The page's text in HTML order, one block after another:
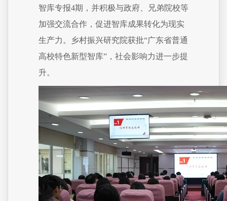
智库专报4期，并积极与政府、兄弟院校等
加强交流合作，促进智库成果转化为现实
生产力。乡村振兴研究院获批“广东省普通
高校特色新型智库”，社会影响力进一步提
升。